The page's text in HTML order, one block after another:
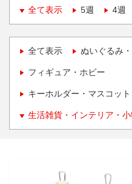
全て表示
5週 4週
全て表示 ぬいぐるみ
フィギュア・ホビー
キーホルダー・マスコッ
生活雑貨・インテリア・小